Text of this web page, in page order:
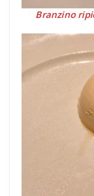
Branzino